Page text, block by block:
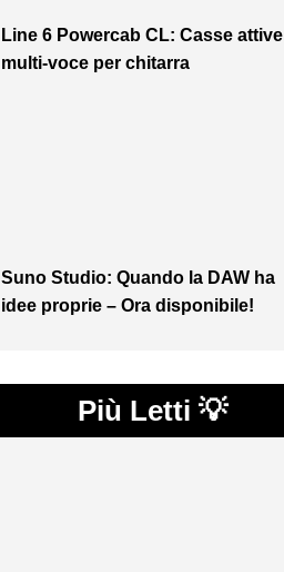
Line 6 Powercab CL: Casse attive
multi-voce per chitarra
Suno Studio: Quando la DAW ha
idee proprie – Ora disponibile!
Più Letti 💡